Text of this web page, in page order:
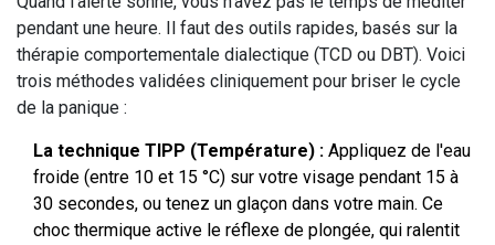
pendant une heure. Il faut des outils rapides, basés sur la
thérapie comportementale dialectique (TCD ou DBT). Voici
trois méthodes validées cliniquement pour briser le cycle
de la panique :
La technique TIPP (Température) : Appliquez de l'eau
froide (entre 10 et 15 °C) sur votre visage pendant 15 à
30 secondes, ou tenez un glaçon dans votre main. Ce
choc thermique active le réflexe de plongée, qui ralentit